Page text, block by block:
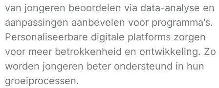
van jongeren beoordelen via data-analyse en
aanpassingen aanbevelen voor programma's.
Personaliseerbare digitale platforms zorgen
voor meer betrokkenheid en ontwikkeling. Zo
worden jongeren beter ondersteund in hun
groeiprocessen.